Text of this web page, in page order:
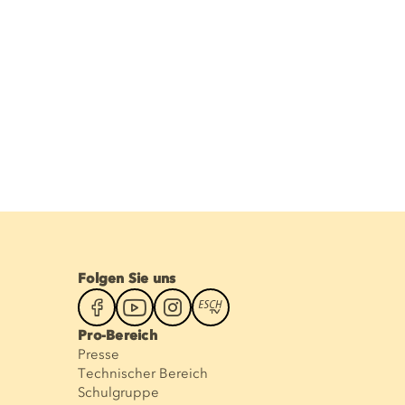
Folgen Sie uns
Pro-Bereich
Presse
Technischer Bereich
Schulgruppe